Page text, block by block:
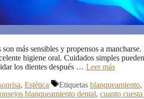
más sensibles y propensos a
higiene oral. Cuidados simples
los dientes después … Leer más
, Estética Etiquetas blanqueamiento,
blanqueamiento dental, cuanto